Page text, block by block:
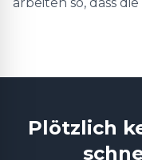
Plötzlich